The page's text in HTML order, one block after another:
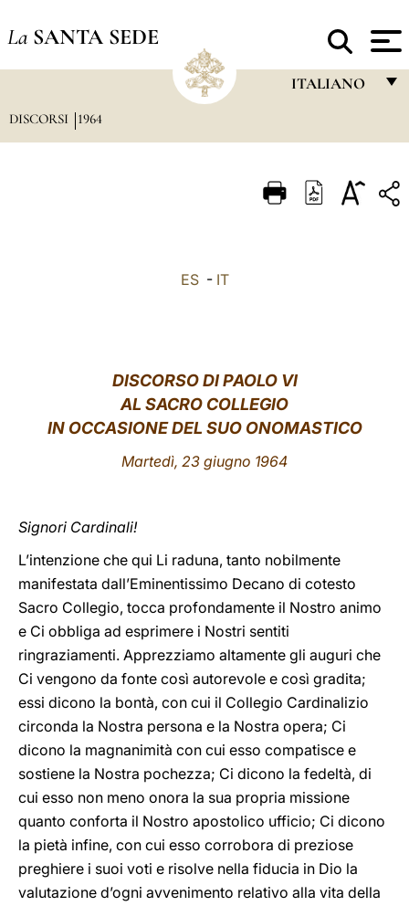
La SANTA SEDE
ITALIANO
ITALIANO
LATINE
DISCORSI 1964
ES- IT
DISCORSO DI PAOLO VI
AL SACRO COLLEGIO
IN OCCASIONE DEL SUO ONOMASTICO
Martedì, 23 giugno 1964
Signori Cardinali!
L’intenzione che qui Li raduna, tanto nobilmente
manifestata dall’Eminentissimo Decano di cotesto
Sacro Collegio, tocca profondamente il Nostro animo
e Ci obbliga ad esprimere i Nostri sentiti
ringraziamenti. Apprezziamo altamente gli auguri che
Ci vengono da fonte così autorevole e così gradita;
essi dicono la bontà, con cui il Collegio Cardinalizio
circonda la Nostra persona e la Nostra opera; Ci
dicono la magnanimità con cui esso compatisce e
sostiene la Nostra pochezza; Ci dicono la fedeltà, di
cui esso non meno onora la sua propria missione
quanto conforta il Nostro apostolico ufficio; Ci dicono
la pietà infine, con cui esso corrobora di preziose
preghiere i suoi voti e risolve nella fiducia in Dio la
valutazione d’ogni avvenimento relativo alla vita della